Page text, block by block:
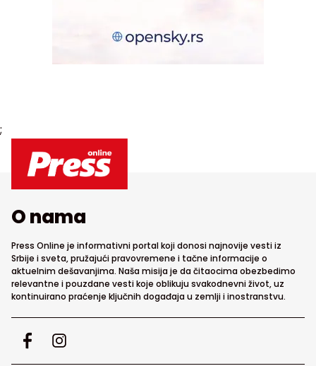
;
O nama
Press Online je informativni portal koji donosi najnovije vesti iz
Srbije i sveta, pružajući pravovremene i tačne informacije o
aktuelnim dešavanjima. Naša misija je da čitaocima obezbedimo
relevantne i pouzdane vesti koje oblikuju svakodnevni život, uz
kontinuirano praćenje ključnih događaja u zemlji i inostranstvu.